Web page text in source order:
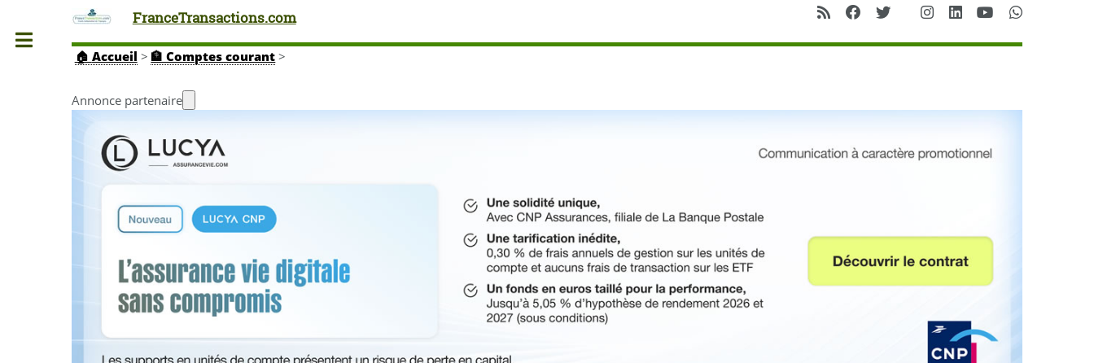
FranceTransactions.com
🏠 Accueil > 🏦 Comptes courant >
Annonce partenaire
Toggle